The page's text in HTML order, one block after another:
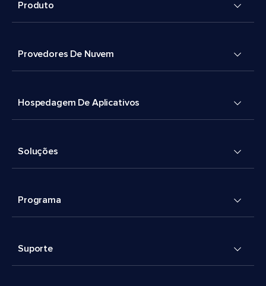
Produto
Provedores De Nuvem
Hospedagem De Aplicativos
Soluções
Programa
Suporte